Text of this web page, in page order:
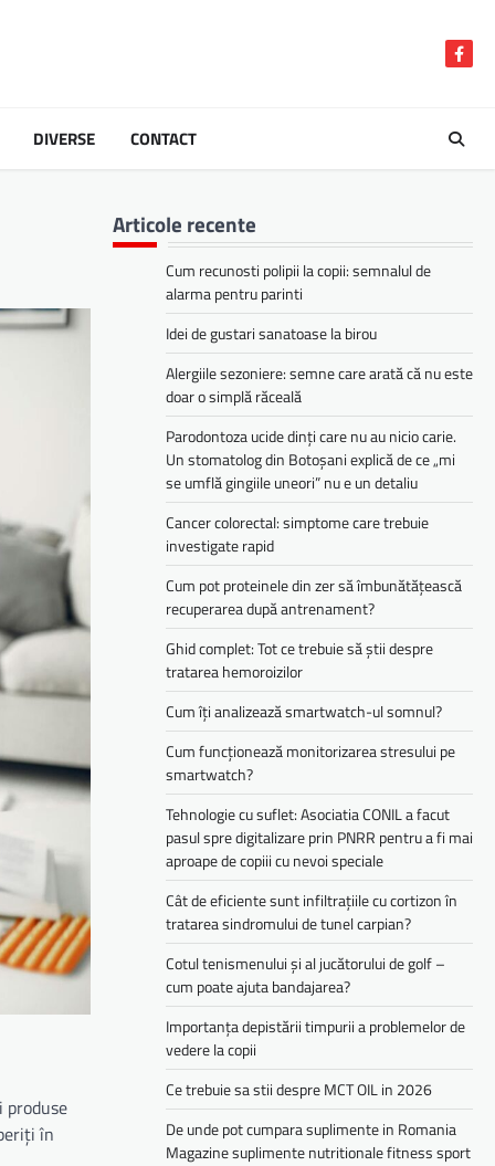
DIVERSE CONTACT
produse
în
Articole recente
Cum recunosti polipii la copii: semnalul de
alarma pentru parinti
Idei de gustari sanatoase la birou
Alergiile sezoniere: semne care arată că nu este
doar o simplă răceală
Parodontoza ucide dinți care nu au nicio carie.
Un stomatolog din Botoșani explică de ce „mi
se umflă gingiile uneori” nu e un detaliu
Cancer colorectal: simptome care trebuie
investigate rapid
Cum pot proteinele din zer să îmbunătățească
recuperarea după antrenament?
Ghid complet: Tot ce trebuie să știi despre
tratarea hemoroizilor
Cum îți analizează smartwatch-ul somnul?
Cum funcționează monitorizarea stresului pe
smartwatch?
Tehnologie cu suflet: Asociatia CONIL a facut
pasul spre digitalizare prin PNRR pentru a fi mai
aproape de copiii cu nevoi speciale
Cât de eficiente sunt infiltrațiile cu cortizon în
tratarea sindromului de tunel carpian?
Cotul tenismenului și al jucătorului de golf –
cum poate ajuta bandajarea?
Importanța depistării timpurii a problemelor de
vedere la copii
Ce trebuie sa stii despre MCT OIL in 2026
De unde pot cumpara suplimente in Romania
Magazine suplimente nutritionale fitness sport